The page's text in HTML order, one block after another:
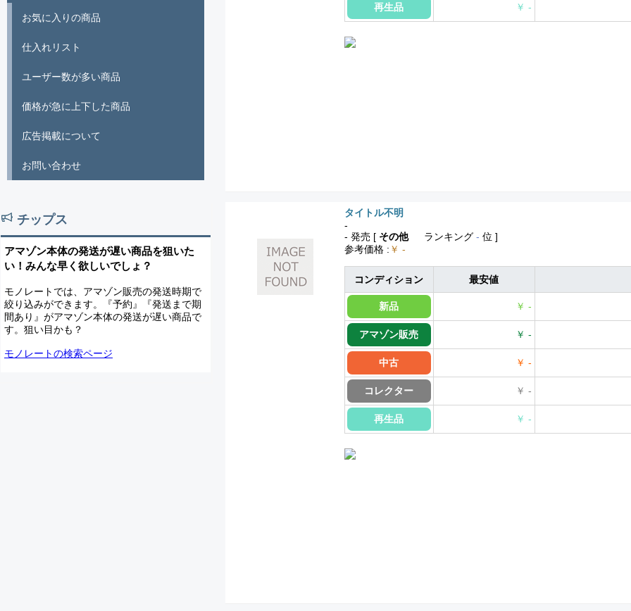
再生品 ￥ -
タイトル不明
-
- 発売 [ その他 ランキング - 位 ]
参考価格 : ￥ -
コンディション 最安値
新品 ￥ -
アマゾン販売 ￥ -
中古 ￥ -
コレクター ￥ -
再生品 ￥ -
お気に入りの商品
仕入れリスト
ユーザー数が多い商品
価格が急に上下した商品
広告掲載について
お問い合わせ
チップス
アマゾン本体の発送が遅い商品を狙いた
い！みんな早く欲しいでしょ？
モノレートでは、アマゾン販売の発送時期で
絞り込みができます。『予約』『発送まで期
間あり』がアマゾン本体の発送が遅い商品で
す。狙い目かも？
モノレートの検索ページ